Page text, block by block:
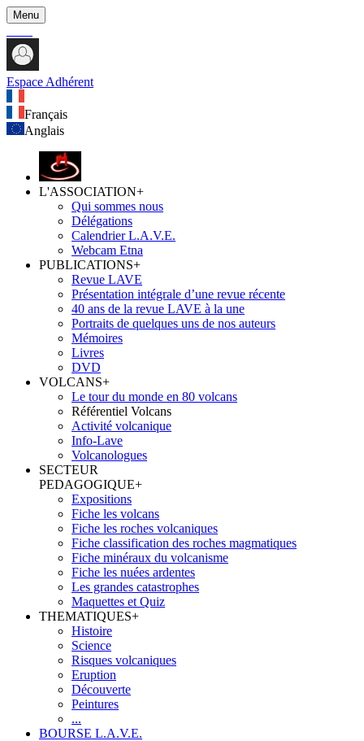
Menu
Espace Adhérent
Français
Anglais
L'ASSOCIATION+
Qui sommes nous
Délégations
Calendrier L.A.V.E.
Webcam Etna
PUBLICATIONS+
Revue LAVE
Présentation intégrale d’une revue récente
40 ans de la revue LAVE à la une
Portraits de quelques uns de nos auteurs
Mémoires
Livres
DVD
VOLCANS+
Le tour du monde en 80 volcans
Référentiel Volcans
Activité volcanique
Info-Lave
Volcanologues
SECTEUR
PEDAGOGIQUE+
Expositions
Fiche les volcans
Fiche les roches volcaniques
Fiche classification des roches magmatiques
Fiche minéraux du volcanisme
Fiche les nuées ardentes
Les grandes catastrophes
Maquettes et Quiz
THEMATIQUES+
Histoire
Science
Risques volcaniques
Eruption
Découverte
Peintures
...
BOURSE L.A.V.E.